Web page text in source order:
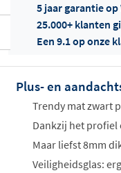
Offertes
ophalen...
5 jaar garantie op
25.000+ klanten
Een 9.1 op onze
Plus- en
Trendy mat zwart
Dankzij het profiel
Maar liefst 8mm
Veiligheidsglas: